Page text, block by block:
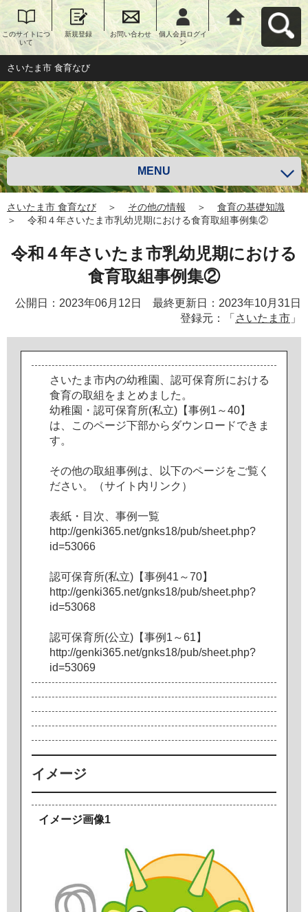
このサイトにつ
いて
新規登録 お問い合わせ
個人会員ログイ
ン
さいたま市 食育
なびへ戻る
さいたま市 食育なび
MENU
さいたま市 食育なび ＞ その他の情報 ＞
食育の基礎知識
＞
令和４年さいたま市乳幼児期における食育取組事例集②
令和４年さいたま市乳幼児期における
食育取組事例集②
公開日：2023年06月12日 最終更新日：2023年10月31日
登録元：「 さいたま市 」
さ いた ま 市内の幼稚園 認可保育所における
食育の取組 を ま とめ ま した 。
幼稚園 ・ 認可保育所(私立) 【事例 1 ～40】
は
こ のページ下部から ダウ ン ロ ー ドでき ま
す。
その他の取組事例 は 以下のページをご覧 く
ださ い。 （サイ ト 内 リ ンク ）
表紙 ・ 目 次 事例一覧
http://genki365.net/gnks18/pub/sheet.php?
id=53066
認可保育所(私立) 【事例41 ～70】
http://genki365.net/gnks18/pub/sheet.php?
id=53068
認可保育所(公立) 【事例 1 ～61 】
http://genki365.net/gnks18/pub/sheet.php?
id=53069
イメージ
イメージ画像1